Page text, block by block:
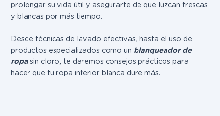
prolongar su vida útil y asegurarte de que luzcan frescas
y blancas por más tiempo.
Desde técnicas de lavado efectivas, hasta el uso de
productos especializados como un blanqueador de
ropa sin cloro, te daremos consejos prácticos para
hacer que tu ropa interior blanca dure más.